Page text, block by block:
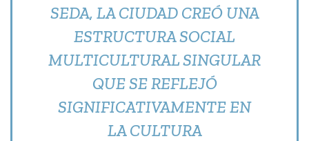
SEDA, LA CIUDAD CREÓ UNA
ESTRUCTURA SOCIAL
MULTICULTURAL SINGULAR
QUE SE REFLEJÓ
SIGNIFICATIVAMENTE EN
LA CULTURA